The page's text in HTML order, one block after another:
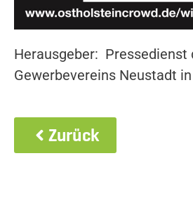
Herausgeber: Pressedienst
Gewerbevereins Neustadt
Zurück